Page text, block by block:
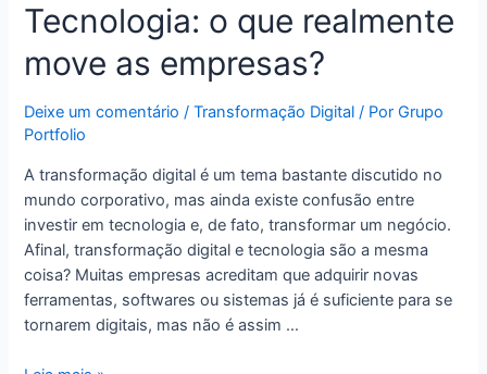
Tecnologia: o que realmente
move as empresas?
Deixe um comentário /Transformação Digital / PorGrupo
Portfolio
A transformação digital é um tema bastante discutido no
mundo corporativo, mas ainda existe confusão entre
investir em tecnologia e, de fato, transformar um negócio.
Afinal, transformação digital e tecnologia são a mesma
coisa? Muitas empresas acreditam que adquirir novas
ferramentas, softwares ou sistemas já é suficiente para se
tornarem digitais, mas não é assim …